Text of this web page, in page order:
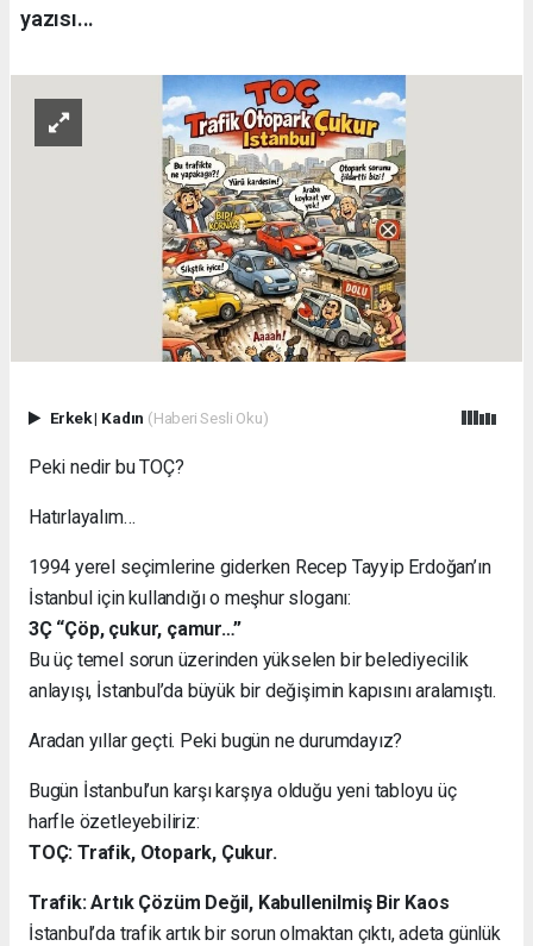
yazısı...
Erkek| Kadın (Haberi Sesli Oku)
Peki nedir bu TOÇ?
Hatırlayalım…
1994 yerel seçimlerine giderken Recep Tayyip Erdoğan’ın
İstanbul için kullandığı o meşhur sloganı:
3Ç “Çöp, çukur, çamur…”
Bu üç temel sorun üzerinden yükselen bir belediyecilik
anlayışı, İstanbul’da büyük bir değişimin kapısını aralamıştı.
Aradan yıllar geçti. Peki bugün ne durumdayız?
Bugün İstanbul’un karşı karşıya olduğu yeni tabloyu üç
harfle özetleyebiliriz:
TOÇ: Trafik, Otopark, Çukur.
Trafik: Artık Çözüm Değil, Kabullenilmiş Bir Kaos
İstanbul’da trafik artık bir sorun olmaktan çıktı, adeta günlük